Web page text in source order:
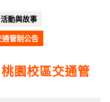
活動與故事
管制公告
園校區交通管